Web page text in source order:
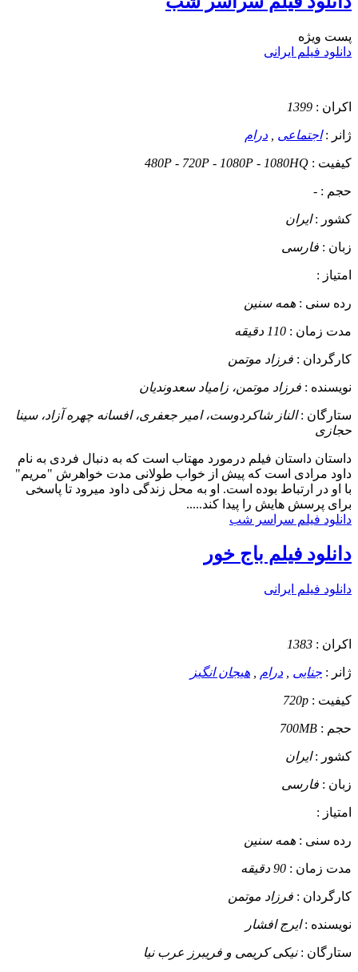
پست ويژه
دانلود فیلم ایرانی
اکران : 1399
ژانر :اجتماعی درام
کیفیت : 480P - 720P - 1080P - 1080HQ
حجم : -
کشور :ایران
زبان : فارسی
امتیاز :
رده سنی : همه سنین
مدت زمان : 110 دقیقه
کارگردان : فرزاد موتمن
نویسنده : فرزاد موتمن، زامیاد سعدوندیان
ستارگان :الناز شاکردوست، امیر جعفری، افسانه چهره آزاد، سینا
حجازی
داستان داستان فیلم درمورد مهتاب است که به دنبال فردی به نام
داود مرادی است که پیش از خواب طولانی مدت خواهرش "مریم"
با او در ارتباط بوده است. او به محل زندگی داود میرود تا پاسخی
برای پرسش هایش را پیدا کند.....
دانلود فیلم سراسر شب
دانلود فیلم باج خور
دانلود فیلم ایرانی
اکران : 1383
ژانر : جنایی درام هیجان انگیز
کیفیت : 720p
حجم : 700MB
کشور :ایران
زبان : فارسی
امتیاز :
رده سنی : همه سنین
مدت زمان : 90 دقیقه
کارگردان : فرزاد موتمن
نویسنده :ایرج افشار
ستارگان :نیکی کریمی و فریبرز عرب نیا